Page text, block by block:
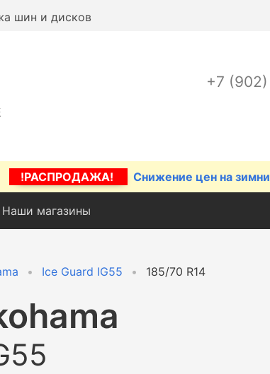
шин и дисков
+7 (902)
!РАСПРОДАЖА! Снижение цен на
Наши магазины
Ice Guard IG55 185/70 R14